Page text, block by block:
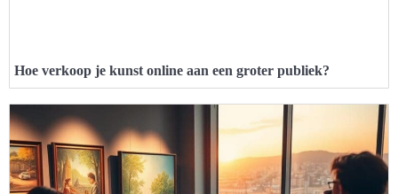
Hoe verkoop je kunst online aan een groter publiek?